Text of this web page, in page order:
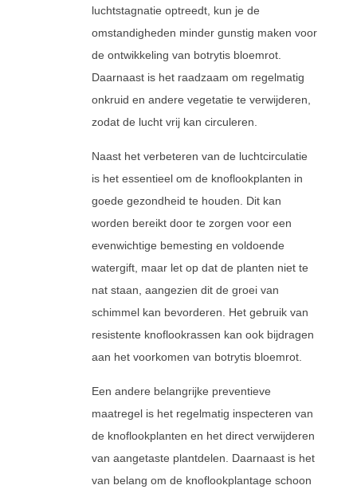
luchtstagnatie optreedt, kun je de
omstandigheden minder gunstig maken voor
de ontwikkeling van botrytis bloemrot.
Daarnaast is het raadzaam om regelmatig
onkruid en andere vegetatie te verwijderen,
zodat de lucht vrij kan circuleren.
Naast het verbeteren van de luchtcirculatie
is het essentieel om de knoflookplanten in
goede gezondheid te houden. Dit kan
worden bereikt door te zorgen voor een
evenwichtige bemesting en voldoende
watergift, maar let op dat de planten niet te
nat staan, aangezien dit de groei van
schimmel kan bevorderen. Het gebruik van
resistente knoflookrassen kan ook bijdragen
aan het voorkomen van botrytis bloemrot.
Een andere belangrijke preventieve
maatregel is het regelmatig inspecteren van
de knoflookplanten en het direct verwijderen
van aangetaste plantdelen. Daarnaast is het
van belang om de knoflookplantage schoon